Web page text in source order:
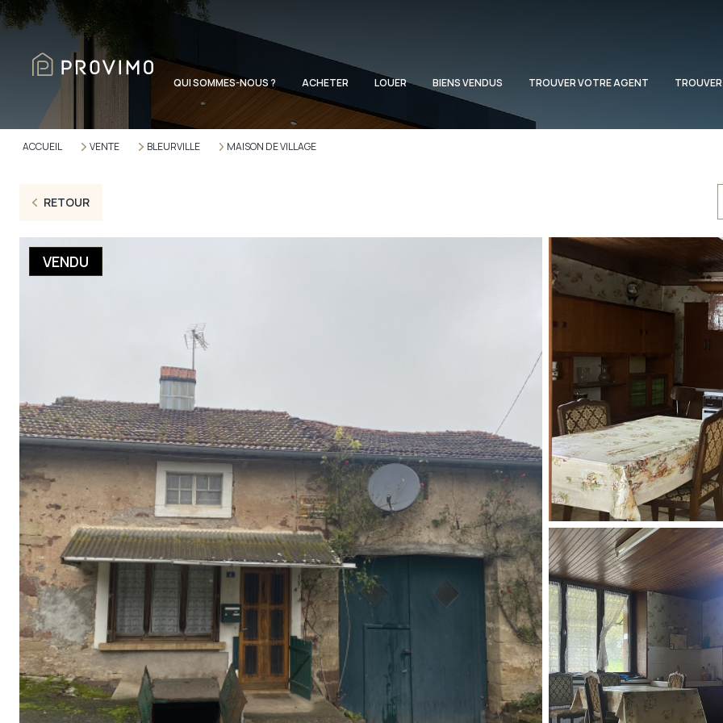
QUI SOMMES-NOUS ? ACHETER LOUER BIENS VENDUS TROUVER VOTRE AGENT
ACCUEIL VENTE BLEURVILLE MAISON DE VILLAGE
RETOUR
VENDU